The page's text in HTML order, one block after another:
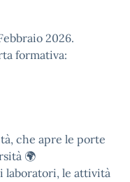
2026.
formativa:
che apre le porte
🌍
laboratori, le attività